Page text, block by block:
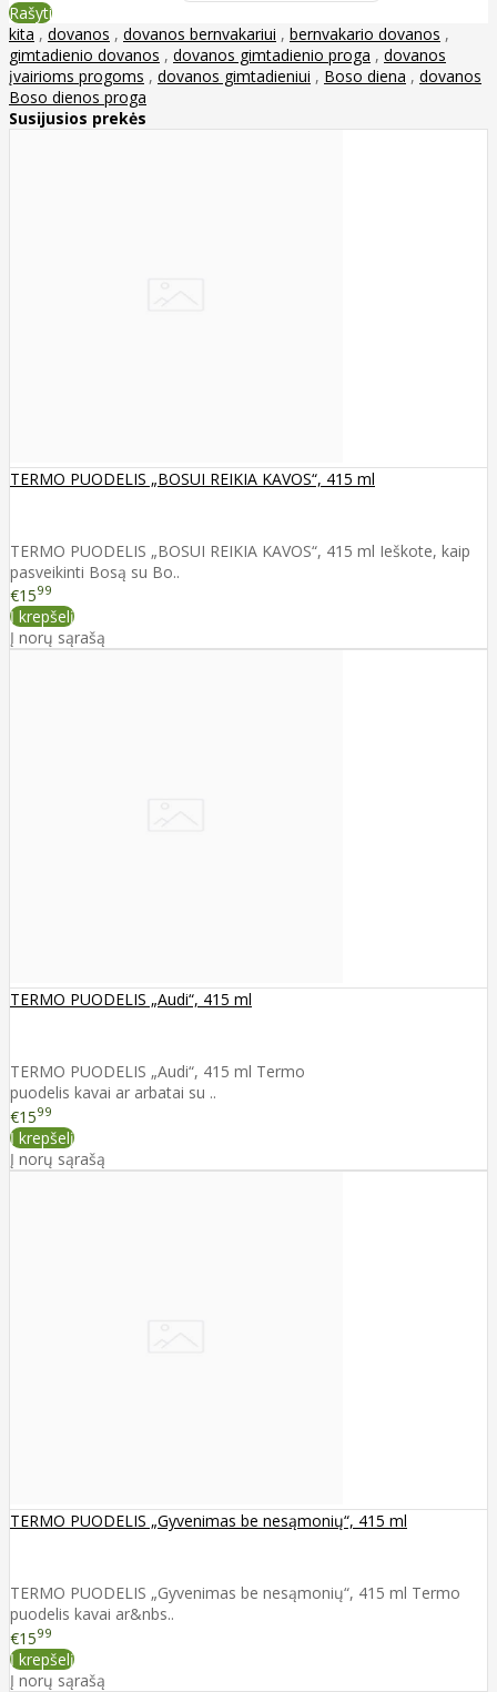
Rašyti
kita , dovanos , dovanos bernvakariui , bernvakario dovanos ,
gimtadienio dovanos , dovanos gimtadienio proga , dovanos
įvairioms progoms , dovanos gimtadieniui , Boso diena , dovanos
Boso dienos proga
Susijusios prekės
TERMO PUODELIS „BOSUI REIKIA KAVOS“, 415 ml
TERMO PUODELIS „BOSUI REIKIA KAVOS“, 415 ml Ieškote, kaip
pasveikinti Bosą su Bo..
€1599
Į krepšelį
Į norų sąrašą
TERMO PUODELIS „Audi“, 415 ml
TERMO PUODELIS „Audi“, 415 ml Termo
puodelis kavai ar arbatai su ..
€1599
Į krepšelį
Į norų sąrašą
TERMO PUODELIS „Gyvenimas be nesąmonių“, 415 ml
TERMO PUODELIS „Gyvenimas be nesąmonių“, 415 ml Termo
puodelis kavai ar&nbs..
€1599
Į krepšelį
Į norų sąrašą